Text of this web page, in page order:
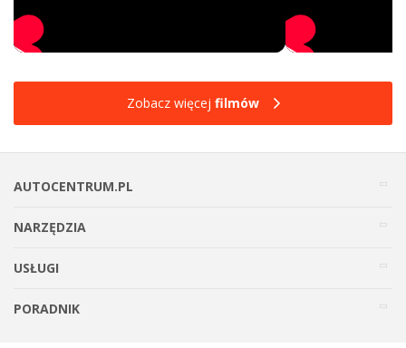
Zobacz więcej filmów
AUTOCENTRUM.PL
NARZĘDZIA
USŁUGI
PORADNIK